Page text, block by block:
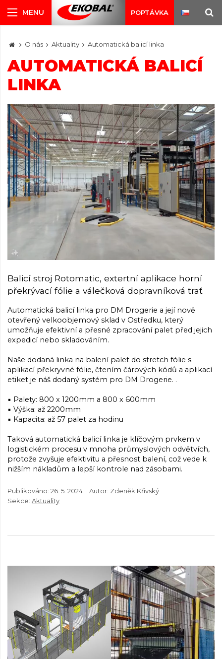
POPTÁVKA
O nás Aktuality Automatická balicí linka
AUTOMATICKÁ BALICÍ
LINKA
Balicí stroj Rotomatic, extertní aplikace horní
překrývací fólie a válečková dopravníková trať
Automatická balicí linka pro DM Drogerie a její nově
otevřený velkoobjemový sklad v Ostředku, který
umožňuje efektivní a přesné zpracování palet před jejich
expedicí nebo skladováním.
Naše dodaná linka na balení palet do stretch fólie s
aplikací překryvné fólie, čtením čárových kódů a aplikací
etiket je náš dodaný systém pro DM Drogerie. .
▪ Palety: 800 x 1200mm a 800 x 600mm
▪ Výška: až 2200mm
▪ Kapacita: až 57 palet za hodinu
Taková automatická balicí linka je klíčovým prvkem v
logistickém procesu v mnoha průmyslových odvětvích,
protože zvyšuje efektivitu a přesnost balení, což vede k
nižším nákladům a lepší kontrole nad zásobami.
Publikováno: 26. 5. 2024 Autor: Zdeněk Křivský
Sekce: Aktuality